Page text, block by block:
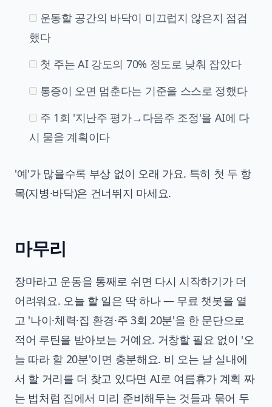
운동할 공간의 바닥이 미끄럽지 않은지 점검
했다
첫 주는 AI 강도의 70% 정도로 낮춰 잡았다
통증이 오면 멈춘다는 기준을 스스로 정했다
주 1회 '지난주 평가→다음주 조정'을 AI에 다
시 물을 계획이다
'예'가 많을수록 부상 없이 오래 가요. 특히 첫 두 항
목(지병·바닥)은 건너뛰지 마세요.
마무리
장마라고 운동을 통째로 쉬면 다시 시작하기가 더
어려워요. 오늘 할 일은 딱 하나 — 무료 챗봇을 열
고 '나이·체력·집 환경·주 3회 20분'을 한 문단으로
적어 루틴을 받아보는 거예요. 거창할 필요 없이 '오
늘 따라 할 20분'이면 충분해요. 비 오는 날 실내에
서 할 거리를 더 찾고 있다면 AI로 여름휴가 계획 짜
는 법처럼 집에서 미리 준비해두는 것들과 묶어 두